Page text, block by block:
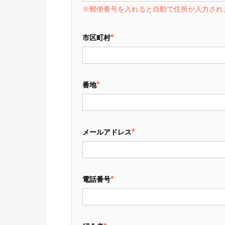
※郵便番号を入れると自動で住所が入力され
市区町村*
番地*
メールアドレス*
電話番号*